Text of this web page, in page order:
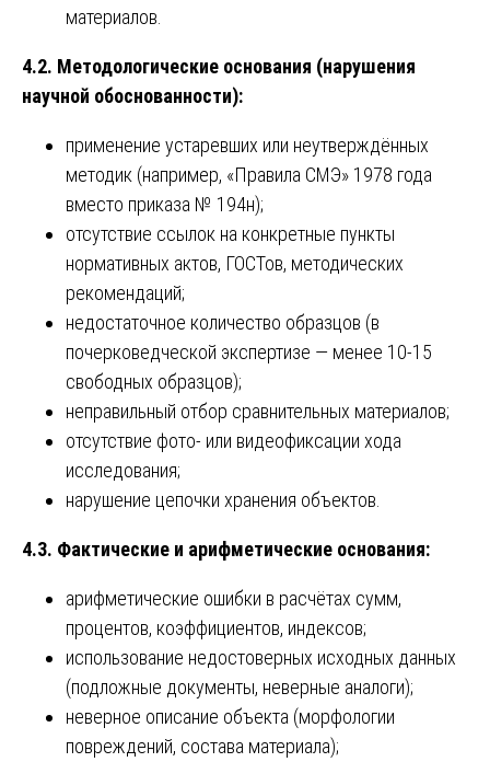
материалов.
4.2. Методологические основания (нарушения
научной обоснованности):
применение устаревших или неутверждённых
методик (например, «Правила СМЭ» 1978 года
вместо приказа № 194н);
отсутствие ссылок на конкретные пункты
нормативных актов, ГОСТов, методических
рекомендаций;
недостаточное количество образцов (в
почерковедческой экспертизе — менее 10-15
свободных образцов);
неправильный отбор сравнительных материалов;
отсутствие фото- или видеофиксации хода
исследования;
нарушение цепочки хранения объектов.
4.3. Фактические и арифметические основания:
арифметические ошибки в расчётах сумм,
процентов, коэффициентов, индексов;
использование недостоверных исходных данных
(подложные документы, неверные аналоги);
неверное описание объекта (морфологии
повреждений, состава материала);